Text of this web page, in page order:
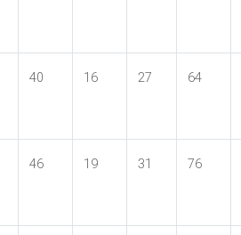
40 16 27 64
46 19 31 76